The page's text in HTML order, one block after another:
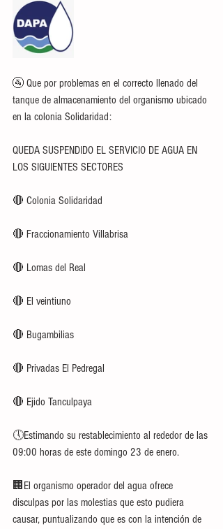
🚰 Que por problemas en el correcto llenado del
tanque de almacenamiento del organismo ubicado
en la colonia Solidaridad:
QUEDA SUSPENDIDO EL SERVICIO DE AGUA EN
LOS SIGUIENTES SECTORES
🔴 Colonia Solidaridad
🔴 Fraccionamiento Villabrisa
🔴 Lomas del Real
🔴 El veintiuno
🔴 Bugambilias
🔴 Privadas El Pedregal
🔴 Ejido Tanculpaya
🕔Estimando su restablecimiento al rededor de las
09:00 horas de este domingo 23 de enero.
🏢El organismo operador del agua ofrece
disculpas por las molestias que esto pudiera
causar, puntualizando que es con la intención de